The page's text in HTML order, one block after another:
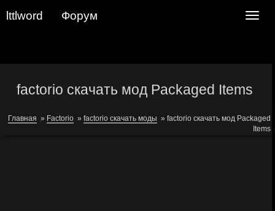
lttlword Форум
factorio скачать мод Packaged Items
Главная » Factorio » factorio скачать моды » factorio скачать мод Packaged
Items